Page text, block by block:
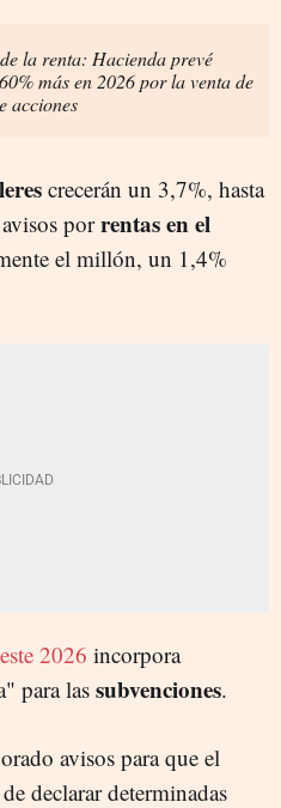
la renta: Hacienda prevé
más en 2026 por la venta de
acciones
crecerán un 3,7%, hasta
porrentas en el
el millón, un 1,4%
2026 incorpora
para las subvenciones.
avisos para que el
declarar determinadas